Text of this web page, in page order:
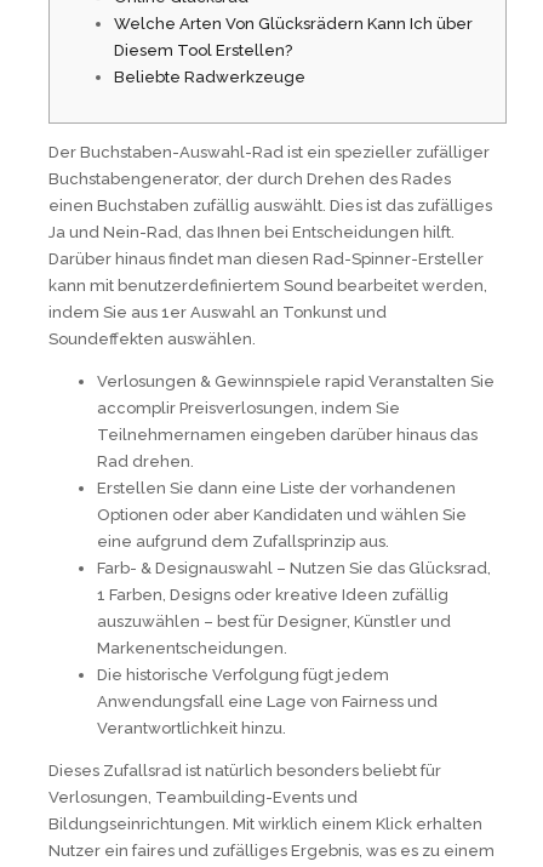
Welche Arten Von Glücksrädern Kann Ich über
Diesem Tool Erstellen?
Beliebte Radwerkzeuge
Der Buchstaben-Auswahl-Rad ist ein spezieller zufälliger
Buchstabengenerator, der durch Drehen des Rades
einen Buchstaben zufällig auswählt. Dies ist das zufälliges
Ja und Nein-Rad, das Ihnen bei Entscheidungen hilft.
Darüber hinaus findet man diesen Rad-Spinner-Ersteller
kann mit benutzerdefiniertem Sound bearbeitet werden,
indem Sie aus 1er Auswahl an Tonkunst und
Soundeffekten auswählen.
Verlosungen & Gewinnspiele rapid Veranstalten Sie
accomplir Preisverlosungen, indem Sie
Teilnehmernamen eingeben darüber hinaus das
Rad drehen.
Erstellen Sie dann eine Liste der vorhandenen
Optionen oder aber Kandidaten und wählen Sie
eine aufgrund dem Zufallsprinzip aus.
Farb- & Designauswahl – Nutzen Sie das Glücksrad,
1 Farben, Designs oder kreative Ideen zufällig
auszuwählen – best für Designer, Künstler und
Markenentscheidungen.
Die historische Verfolgung fügt jedem
Anwendungsfall eine Lage von Fairness und
Verantwortlichkeit hinzu.
Dieses Zufallsrad ist natürlich besonders beliebt für
Verlosungen, Teambuilding-Events und
Bildungseinrichtungen. Mit wirklich einem Klick erhalten
Nutzer ein faires und zufälliges Ergebnis, was es zu einem